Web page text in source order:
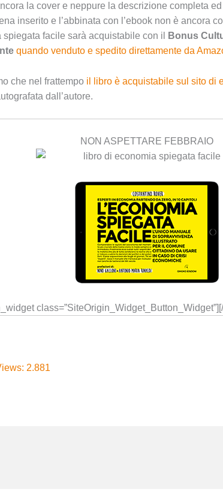
la cover e neppure la descrizione completa
inserito e l’abbinata con l’ebook non è ancora
spiegata facile sarà acquistabile con il Bonus
quando venduto e spedito direttamente da
che nel frattempo il libro è acquistabile sul sito di
dall’autore.
NON ASPETTARE FEBBRAIO
class=”SiteOrigin_Widget_Button_Widget”]
2.881